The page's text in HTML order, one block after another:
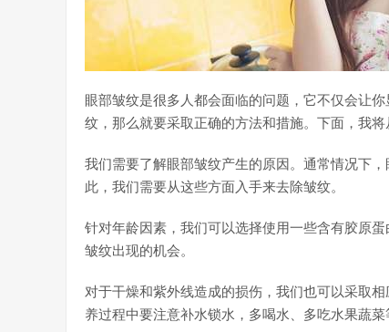
眼部皱纹是很多人都会面临的问题，它不仅会让
纹，那么就要采取正确的方法和措施。下面，我
我们需要了解眼部皱纹产生的原因。通常情况下
此，我们需要从这些方面入手来去除皱纹。
针对年龄因素，我们可以选择使用一些含有胶原
皱纹出现的机会。
对于干燥和紫外线造成的损伤，我们也可以采取
养过程中要注意补水锁水，多喝水、多吃水果蔬菜